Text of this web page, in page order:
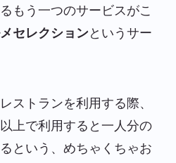
もう一つのサービスがこ
セレクションというサー
ストランを利用する際、
上で利用すると一人分の
という、めちゃくちゃお